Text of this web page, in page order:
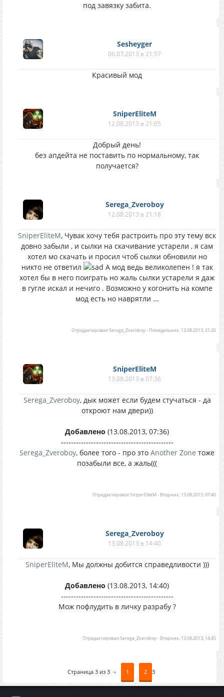
под завязку забита.
Sesheyger
06.07.2013 в 21:57
Красивый мод
SniperEliteM
12.08.2013 в 21:05
Добрый день!
без апдейта не поставить по нормальному, так
получается?
Serega_Zveroboy
12.08.2013 в 21:18
SniperEliteM, Чувак хочу тебя растроить про эту тему вск
довно забыли , и сылки на скачивание устарели , я сам
хотел мо скачать и просил чтоб сылки обновили но
никто не ответил
А мод ведь великолепен ! я так
хотел бы в него поиграть но жаль сылки устарели я даж
в гугле искал и нечиго . Возможно у когонить на компе
мод есть но наврятли ...
ОтредактировалSerega_Zveroboy- Понедельник, 12.08.2013, 21:26
SniperEliteM
13.08.2013 в 07:36
Serega_Zveroboy, дык может если будем стучаться - да
откроют нам двери))
Добавлено (13.08.2013, 07:36)
---------------------------------------------
Serega_Zveroboy, более того - про это Another Zone тоже
позабыли все, а жаль(((
ОтредактировалSniperEliteM- Вторник, 13.08.2013, 07:40
Serega_Zveroboy
13.08.2013 в 14:40
SniperEliteM, Мы должны добится справедливости )))
Добавлено (13.08.2013, 14:40)
---------------------------------------------
Мож пофлудить в личку разрабу ?
ОтредактировалSerega_Zveroboy- Вторник, 13.08.2013, 14:40
Страница 3 из 3 « 1 2 3